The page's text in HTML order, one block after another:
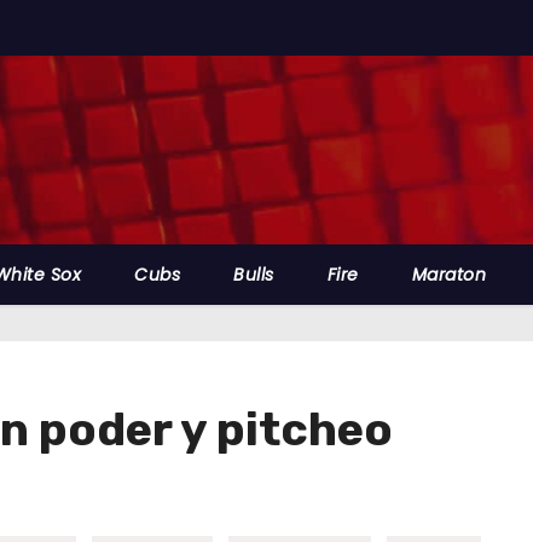
Sox Cubs Bulls Fire Maraton
poder y pitcheo